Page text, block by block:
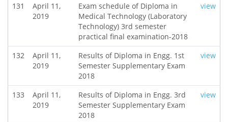
131
April 11,
2019
Exam schedule of Diploma in
Medical Technology (Laboratory
Technology) 3rd semester
practical final examination-2018
view
132
April 11,
2019
Results of Diploma in Engg. 1st
Semester Supplementary Exam
2018
view
133
April 11,
2019
Results of Diploma in Engg. 3rd
Semester Supplementary Exam
2018
view